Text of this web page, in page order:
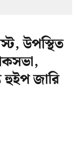
উপস্থিত
হুইপ জারি